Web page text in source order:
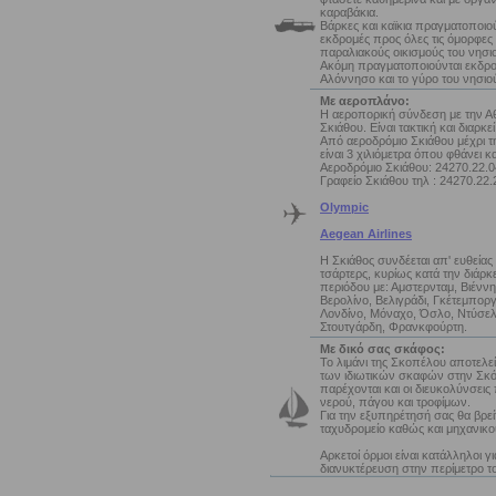
καραβάκια.
Βάρκες και καϊκια
εκδρομές προς όλες τις όμορφες
παραλιακούς οικισμούς του
Ακόμη πραγματοποιούνται
Αλόννησο και το γύρο του
Με αεροπλάνο:
Η αεροπορική σύνδεση με την
Σκιάθου. Είναι τακτική και
Από αεροδρόμιο Σκιάθου μέχρι
είναι 3 χιλιόμετρα όπου φθάνει
Αεροδρόμιο Σκιάθου:
Γραφείο Σκιάθου τηλ :
Olympic
Aegean Airlines
Η Σκιάθος συνδέεται απ'
τσάρτερς, κυρίως κατά την
περιόδου με: Αμστερνταμ,
Βερολίνο, Βελιγράδι,
Λονδίνο, Μόναχο, Όσλο,
Στουτγάρδη, Φρανκφούρτη.
Με δικό σας σκάφος:
Το λιμάνι της Σκοπέλου
των ιδιωτικών σκαφών στην
παρέχονται και οι
νερού, πάγου και τροφίμων.
Για την εξυπηρέτησή σας θα
ταχυδρομείο καθώς και
Αρκετοί όρμοι είναι κατάλληλοι
διανυκτέρευση στην περίμετρο